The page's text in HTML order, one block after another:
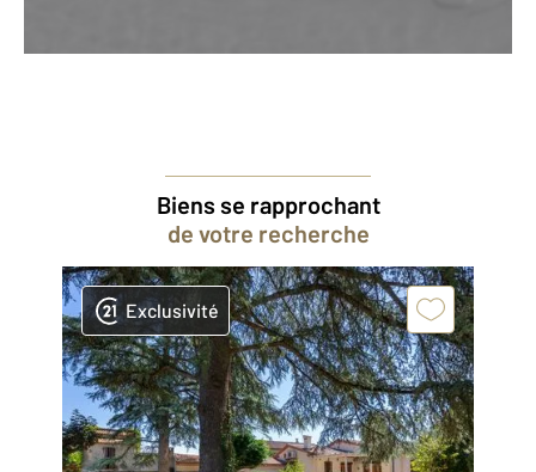
Biens se rapprochant
de votre recherche
Exclusivité